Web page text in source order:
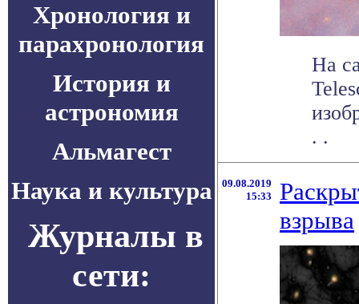
Хронология и
парахронология
История и
астрономия
Альмагест
Наука и культура
Журналы в
сети:
На
. .
09.08.2019
15:33
взрыва